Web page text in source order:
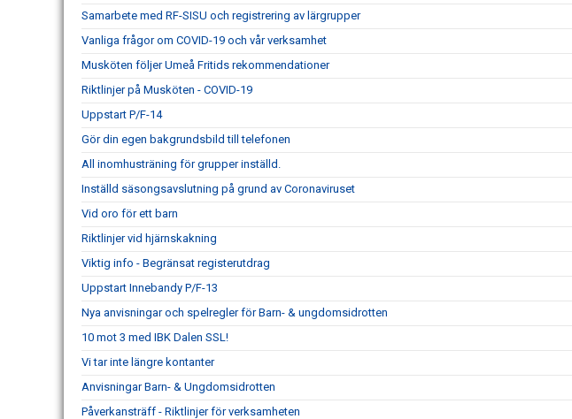
Samarbete med RF-SISU och registrering av lärgrupper
Vanliga frågor om COVID-19 och vår verksamhet
Musköten följer Umeå Fritids rekommendationer
Riktlinjer på Musköten - COVID-19
Uppstart P/F-14
Gör din egen bakgrundsbild till telefonen
All inomhusträning för grupper inställd.
Inställd säsongsavslutning på grund av Coronaviruset
Vid oro för ett barn
Riktlinjer vid hjärnskakning
Viktig info - Begränsat registerutdrag
Uppstart Innebandy P/F-13
Nya anvisningar och spelregler för Barn- & ungdomsidrotten
10 mot 3 med IBK Dalen SSL!
Vi tar inte längre kontanter
Anvisningar Barn- & Ungdomsidrotten
Påverkansträff - Riktlinjer för verksamheten